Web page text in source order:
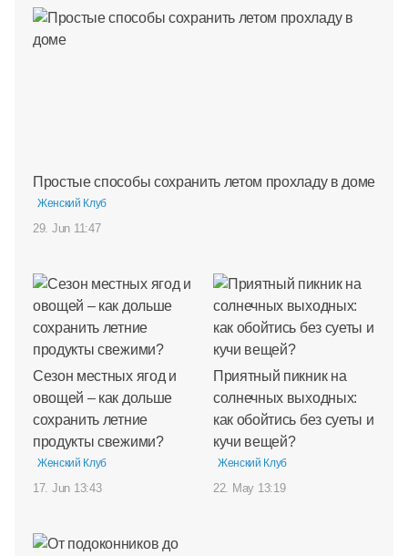
Простые способы сохранить летом прохладу в доме
Женский Клуб
29. Jun 11:47
Сезон местных ягод и
овощей – как дольше
сохранить летние
продукты свежими?
Женский Клуб
17. Jun 13:43
Приятный пикник на
солнечных выходных:
как обойтись без суеты и
кучи вещей?
Женский Клуб
22. May 13:19